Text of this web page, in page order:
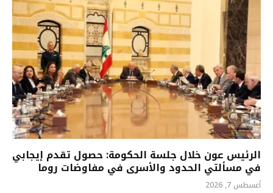
الرئيس عون خلال جلسة الحكومة: حصول تقدم إيجابي
في مسألتي الحدود والأسرى في مفاوضات روما
أغسطس 7, 2026